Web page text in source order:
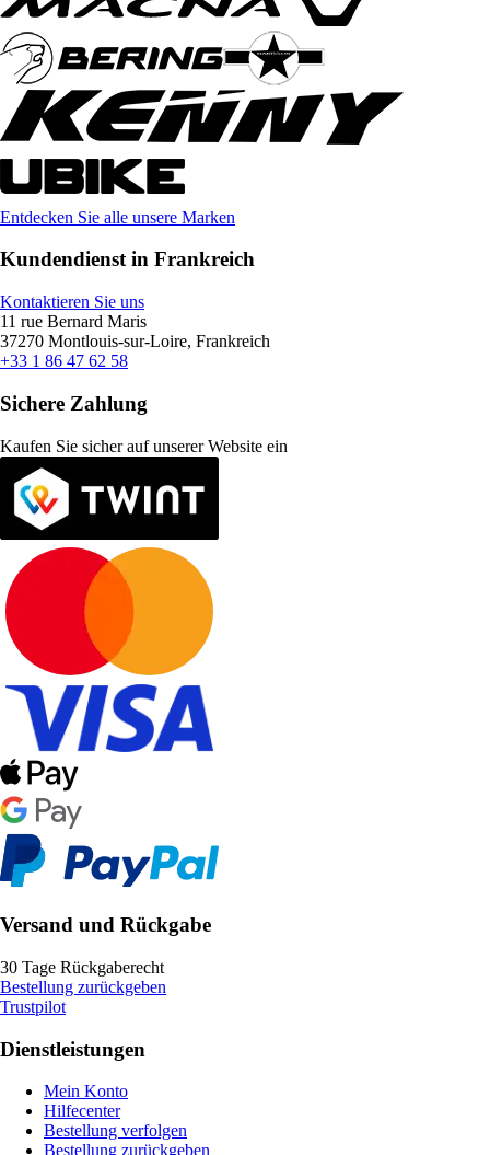
Entdecken Sie alle unsere Marken
Kundendienst in Frankreich
Kontaktieren Sie uns
11 rue Bernard Maris
37270 Montlouis-sur-Loire, Frankreich
+33 1 86 47 62 58
Sichere Zahlung
Kaufen Sie sicher auf unserer Website ein
Versand und Rückgabe
30 Tage Rückgaberecht
Bestellung zurückgeben
Trustpilot
Dienstleistungen
Mein Konto
Hilfecenter
Bestellung verfolgen
Bestellung zurückgeben